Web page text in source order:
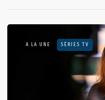
A LA UNE SÉRIES TV